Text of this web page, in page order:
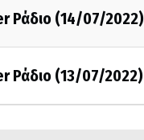
Ράδιο (14/07/2022)
Ράδιο (13/07/2022)